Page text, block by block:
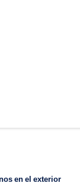
en el exterior